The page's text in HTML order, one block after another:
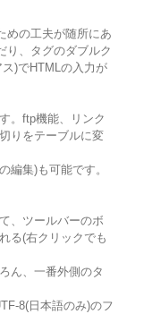
めの工夫が随所にあ
り、タグのダブルク
)でHTMLの入力が
。ftp機能、リンク
りをテーブルに変
編集)も可能です。
、ツールバーのボ
る(右クリックでも
ん、一番外側のタ
8(日本語のみ)のフ